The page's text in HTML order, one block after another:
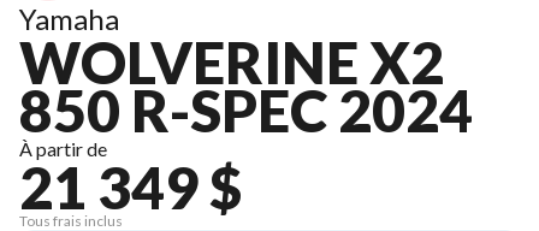
Yamaha
WOLVERINE X2
850 R-SPEC 2024
À partir de
21 349 $
Tous frais inclus